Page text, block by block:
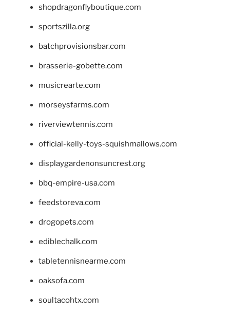
shopdragonflyboutique.com
sportszilla.org
batchprovisionsbar.com
brasserie-gobette.com
musicrearte.com
morseysfarms.com
riverviewtennis.com
official-kelly-toys-squishmallows.com
displaygardenonsuncrest.org
bbq-empire-usa.com
feedstoreva.com
drogopets.com
ediblechalk.com
tabletennisnearme.com
oaksofa.com
soultacohtx.com